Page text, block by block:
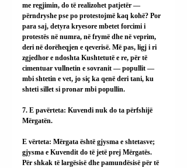
me regjimin, do të realizohet patjetër —
përndryshe pse po protestojmë kaq kohë? Por
para saj, detyra kryesore mbetet forcimi i
protestës në numra, në frymë dhe në veprim,
deri në dorëheqjen e qeverisë. Më pas, ligj i ri
zgjedhor e ndoshta Kushtetutë e re, për të
cimentuar vullnetin e sovranit — popullit —
mbi shtetin e vet, jo siç ka qenë deri tani, ku
shteti sillet si pronar mbi popullin.
7. E pavërteta: Kuvendi nuk do ta përfshijë
Mërgatën.
E vërteta: Mërgata është gjysma e shtetasve;
gjysma e Kuvendit do të jetë prej Mërgatës.
Për shkak të largësisë dhe pamundësisë për të